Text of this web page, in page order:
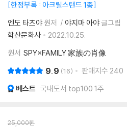
한정부록 : 아크릴스탠드 1종
엔도 타츠야 원저 야지마 아야글그림
학산문화사
2022.10.25.
원서 SPY×FAMILY 家族の肖像
9.9 16 판매지수 240
베스트 국내도서 top100 1주
25,000원